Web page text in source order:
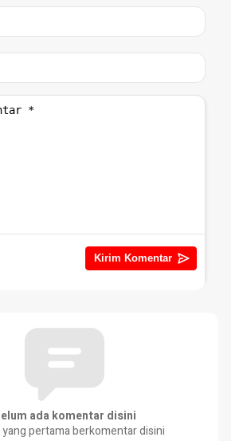
ada komentar disini
pertama berkomentar disini